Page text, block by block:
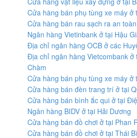
Cửa hàng bán phụ tùng xe máy ở
Cửa hàng bán rau sạch ra an
Ngân hàng Vietinbank ở tại Hậu
Địa chỉ ngân hàng OCB ở các
Địa chỉ ngân hàng Vietcombank ở
Chàm
Cửa hàng bán phụ tùng xe máy ở
Cửa hàng bán đèn trang trí ở tại
Cửa hàng bán bình ắc qui ở tại
Ngân hàng BIDV ở tại Hải Dương
Cửa hàng bán đồ chơi ở tại Phan
Cửa hàng bán đồ chơi ở tại Thái